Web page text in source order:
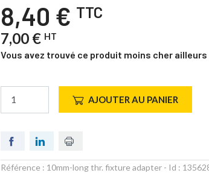
8,40 € TTC
7,00 € HT
Vous avez trouvé ce produit moins cher ailleurs
AJOUTER AU PANIER
Référence : 10mm-long thr. fixture adapter - Id :